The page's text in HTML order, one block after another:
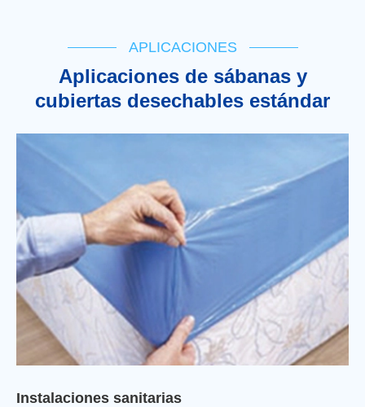
APLICACIONES
Aplicaciones de sábanas y
cubiertas desechables estándar
Instalaciones sanitarias